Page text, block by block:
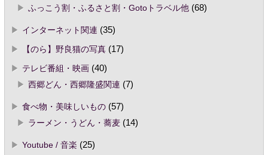
ふっこう割・ふるさと割・Gotoトラベル他(68)
インターネット関連 (35)
【のら】野良猫の写真(17)
テレビ番組・映画(40)
西郷どん・西郷隆盛関連 (7)
食べ物・美味しいもの(57)
ラーメン・うどん・蕎麦(14)
Youtube / 音楽 (25)